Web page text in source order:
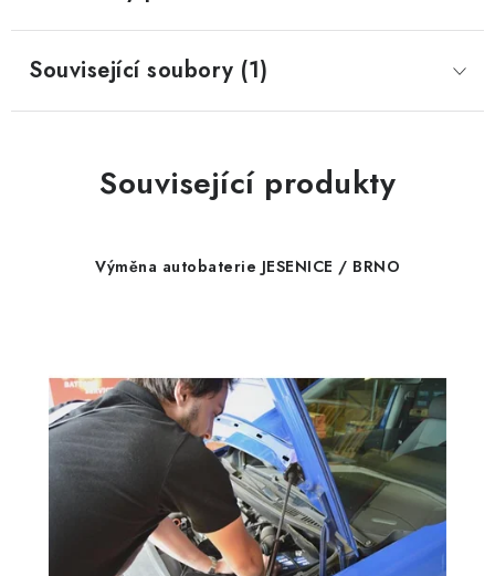
Související soubory (1)
Související produkty
Výměna autobaterie JESENICE / BRNO